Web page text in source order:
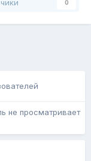
0
не просматривает